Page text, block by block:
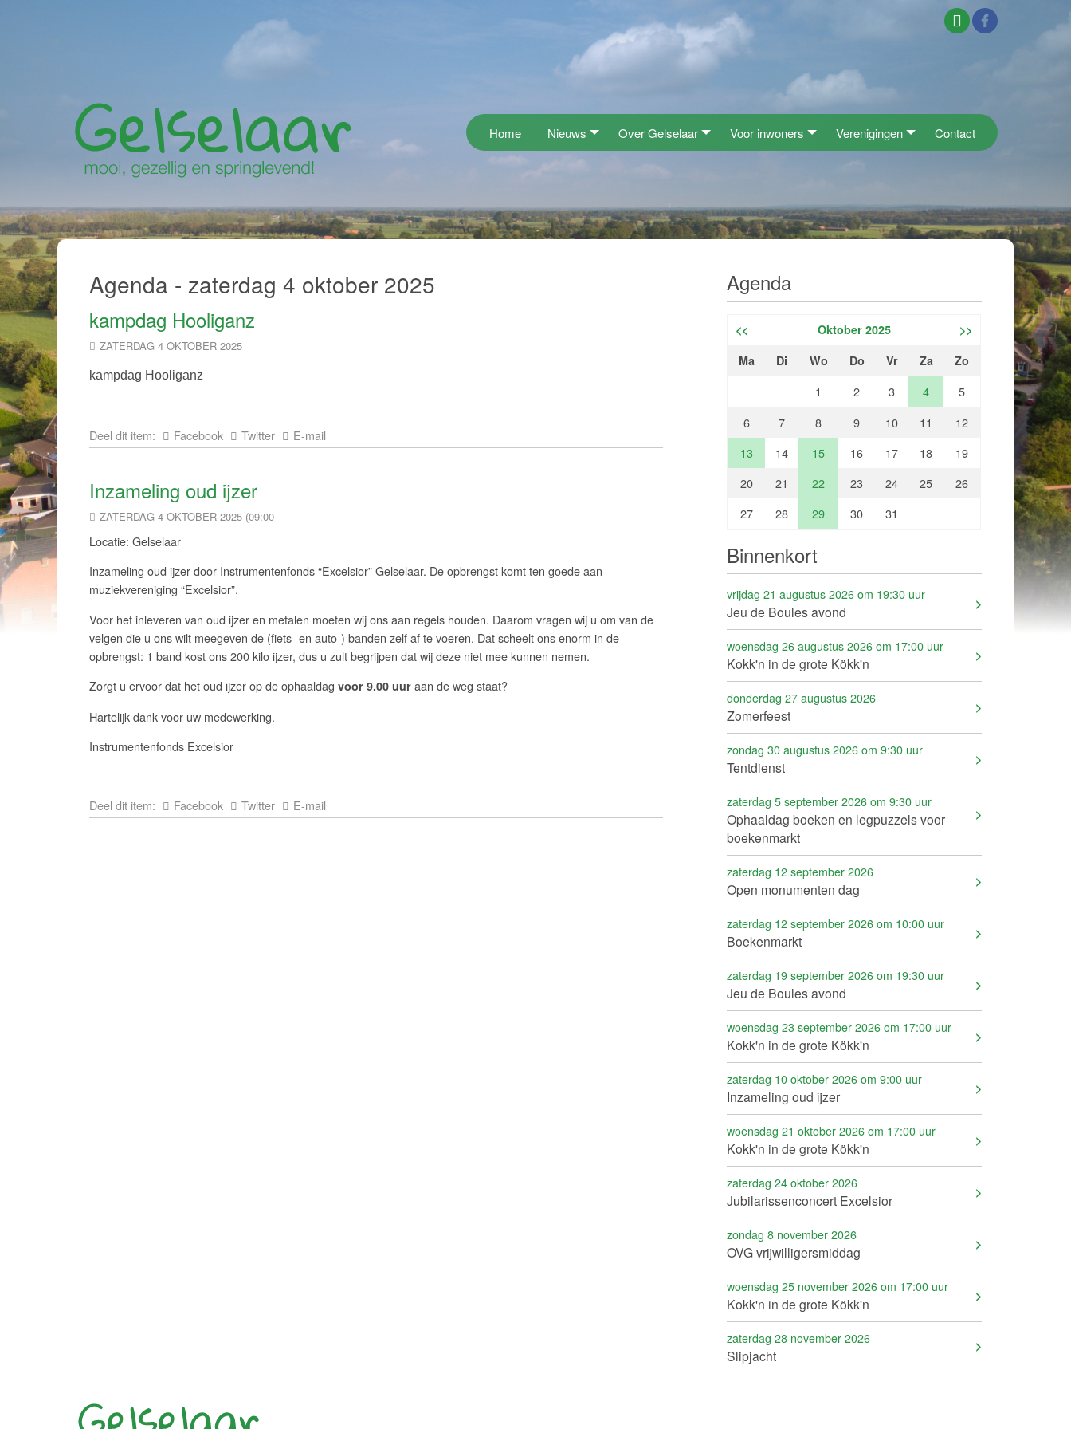
Home Nieuws Over Gelselaar Voor inwoners Verenigingen Contact
Agenda - zaterdag 4 oktober 2025
kampdag Hooliganz
ZATERDAG 4 OKTOBER 2025
kampdag Hooliganz
Deel dit item: Facebook Twitter E-mail
Inzameling oud ijzer
ZATERDAG 4 OKTOBER 2025 (09:00
Locatie: Gelselaar
Inzameling oud ijzer door Instrumentenfonds “Excelsior” Gelselaar. De opbrengst komt ten goede aan
muziekvereniging “Excelsior”.
Voor het inleveren van oud ijzer en metalen moeten wij ons aan regels houden. Daarom vragen wij u om van de
velgen die u ons wilt meegeven de (fiets- en auto-) banden zelf af te voeren. Dat scheelt ons enorm in de
opbrengst: 1 band kost ons 200 kilo ijzer, dus u zult begrijpen dat wij deze niet mee kunnen nemen.
Zorgt u ervoor dat het oud ijzer op de ophaaldag voor 9.00 uur aan de weg staat?
Hartelijk dank voor uw medewerking.
Instrumentenfonds Excelsior
Deel dit item: Facebook Twitter E-mail
Agenda
<< Oktober 2025
>>
Ma
Di Wo Do Vr Za Zo
1 2 3 4
5
6
7 8 9 10 11
12
13
14 15 16 17 18
19
20
21 22 23 24 25
26
27
28 29 30 31
Binnenkort
vrijdag 21 augustus 2026 om 19:30 uur
Jeu de Boules avond
woensdag 26 augustus 2026 om 17:00 uur
Kokk'n in de grote Kökk'n
donderdag 27 augustus 2026
Zomerfeest
zondag 30 augustus 2026 om 9:30 uur
Tentdienst
zaterdag 5 september 2026 om 9:30 uur
Ophaaldag boeken en legpuzzels voor
boekenmarkt
zaterdag 12 september 2026
Open monumenten dag
zaterdag 12 september 2026 om 10:00 uur
Boekenmarkt
zaterdag 19 september 2026 om 19:30 uur
Jeu de Boules avond
woensdag 23 september 2026 om 17:00 uur
Kokk'n in de grote Kökk'n
zaterdag 10 oktober 2026 om 9:00 uur
Inzameling oud ijzer
woensdag 21 oktober 2026 om 17:00 uur
Kokk'n in de grote Kökk'n
zaterdag 24 oktober 2026
Jubilarissenconcert Excelsior
zondag 8 november 2026
OVG vrijwilligersmiddag
woensdag 25 november 2026 om 17:00 uur
Kokk'n in de grote Kökk'n
zaterdag 28 november 2026
Slipjacht